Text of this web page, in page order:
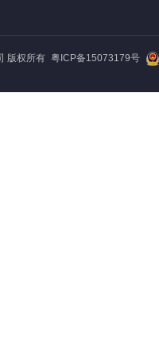
版权所有 粤ICP备15073179号